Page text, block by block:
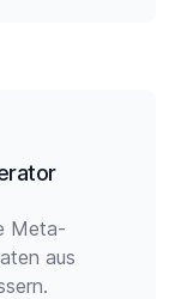
Meta-
aus